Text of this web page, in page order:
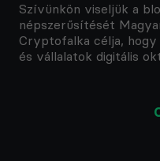
Szívünkön viseljük a
népszerűsítését
Cryptofalka célja, hogy
és vállalatok digitális